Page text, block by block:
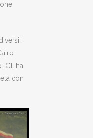
Gli ha
con